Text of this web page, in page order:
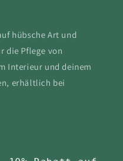
hübsche Art und
die Pflege von
Interieur und deinem
erhältlich bei